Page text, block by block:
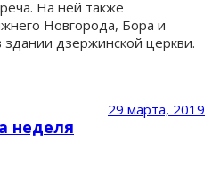
На ней также
Новгорода, Бора и
дзержинской церкви.
29 марта, 2019
неделя